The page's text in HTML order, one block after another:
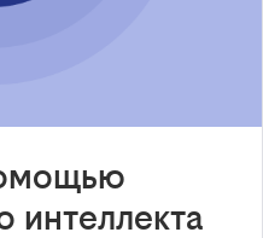
интеллекта